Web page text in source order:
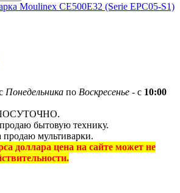
Moulinex CE500E32 (Serie EPC05-S1)
Понедельника по Воскресенье - с 10:00
бытовую технику.
продаю мультиварки.
доллара цена на сайте может не